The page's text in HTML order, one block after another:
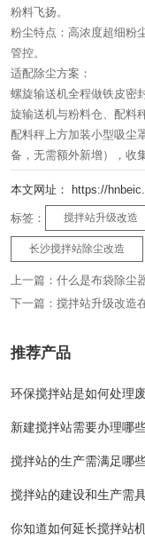
粉料飞扬。
粉尘特点：高浓度超细粉
管控。
适配除尘方案：
螺旋输送机全程做铁皮密
旋输送机与粉料仓、配料
配料秤上方加装小型吸尘
备，无需额外新增），收
本文网址： https://
标签： 搅拌站升级改造
长沙搅拌站除尘改造
上一篇： 什么是布袋除尘
下一篇： 搅拌站升级改造
推荐产品
环保搅拌站是如何处理
新建搅拌站需要办理哪
搅拌站的生产需满足哪
搅拌站的建设和生产需
你知道如何延长搅拌站